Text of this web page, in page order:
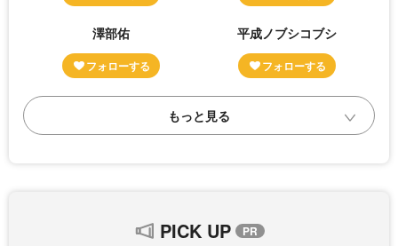
澤部佑 平成ノブシコブシ
PICK UP